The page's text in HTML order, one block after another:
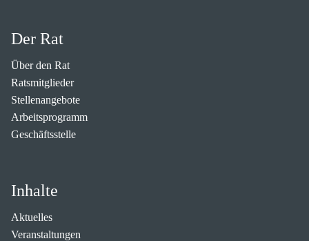
Der Rat
Über den Rat
Ratsmitglieder
Stellenangebote
Arbeitsprogramm
Geschäftsstelle
Inhalte
Aktuelles
Veranstaltungen